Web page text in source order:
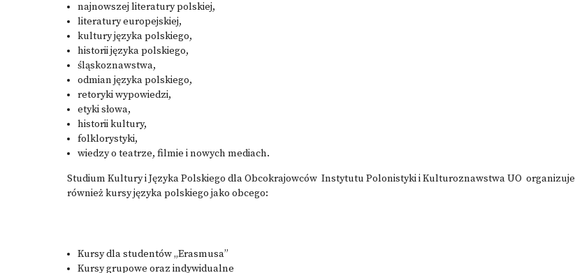
najnowszej literatury polskiej,
literatury europejskiej,
kultury języka polskiego,
historii języka polskiego,
śląskoznawstwa,
odmian języka polskiego,
retoryki wypowiedzi,
etyki słowa,
historii kultury,
folklorystyki,
wiedzy o teatrze, filmie i nowych mediach.
Studium Kultury i Języka Polskiego dla Obcokrajowców Instytutu Polonistyki i Kulturoznawstwa UO organizuje
również kursy języka polskiego jako obcego:
Kursy dla studentów „Erasmusa”
Kursy grupowe oraz indywidualne